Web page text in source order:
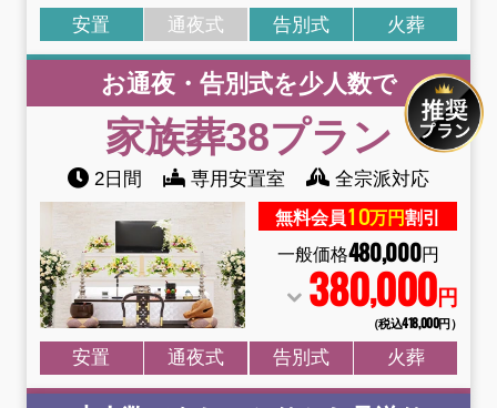
安置 通夜式 告別式 火葬
お通夜・告別式を少人数で
家族葬38プラン
2日間 専用安置室 全宗派対応
無料会員10万円割引
一般価格480,000円
380,000円
（税込418,000円）
安置 通夜式 告別式 火葬